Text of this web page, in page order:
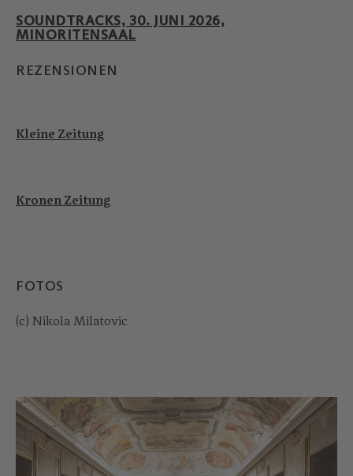
SOUNDTRACKS, 30. JUNI 2026,
MINORITENSAAL
REZENSIONEN
Kleine Zeitung
Kronen Zeitung
FOTOS
(c) Nikola Milatovic